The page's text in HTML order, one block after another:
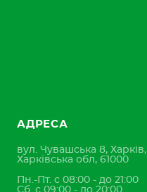
АДРЕСА
вул. Чувашська 8, Харків,
Харківська обл, 61000
Пн.-Пт. с 08:00 - до 21:00
Сб. с 09:00 - до 20:00